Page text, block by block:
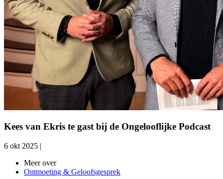
Kees van Ekris te gast bij de Ongelooflijke Podcast
6 okt 2025 |
Meer over
Ontmoeting & Geloofsgesprek